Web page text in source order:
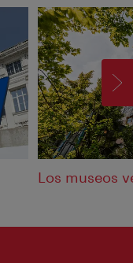
Los museos